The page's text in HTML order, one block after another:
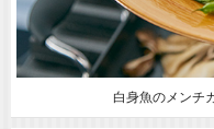
白身魚のメンチ